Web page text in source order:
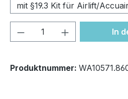
mit §19.3 Kit für Airlift/
Produkt Anzahl: Gib
In
Produktnummer: